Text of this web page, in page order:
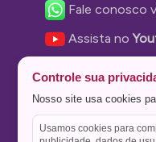
Fale conosco
Assista no
Nos siga no
Nos siga no
Controle sua
Nosso site usa cookies
Usamos cookies para